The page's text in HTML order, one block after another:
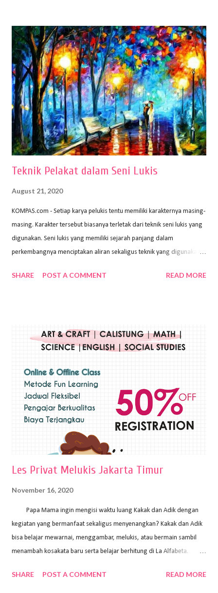
memiliki spesifikasi berbeda sesuai jenisnya. Berikut peralatan
menggambar bentuk: 1. Kertas Gambar Kegiatan menggambar
membutuhkan kertas yang baik agar proses pembuatan gambar lebih
nyaman dan maksimal. Bahan kertas yang baik salah satu syaratnya
adalah tidak mudah sobek, mengingat menggambar merupakan
proses menggores dan menghapus. Kertas adalah bahan yang paling
ideal digunakan untuk menggambar. Dalam menggambar
menggunakan pen...
Teknik Pelakat dalam Seni Lukis
August 21, 2020
KOMPAS.com - Setiap karya pelukis tentu memiliki karakternya masing-
masing. Karakter tersebut biasanya terletak dari teknik seni lukis yang
digunakan. Seni lukis yang memiliki sejarah panjang dalam
perkembangnya menciptakan aliran sekaligus teknik yang digunakan.
Wayan Kun Adnyana, teknik yang berbeda tentunya akan
menggunakan bahan dasar cat air, cat akrilik, atau cat minyak dengan
sapuan warna cat yang tebal. Dengan memberikan sapuan warna
pelukis untuk menghasilkan lukisan yang mempesona dan tentunya
bernilai tinggi. Ciri teknik plakat Ciri-ciri teknik plakat, yaitu: Sapuan
warna yang kental dan tebal. Hasil lukisan menutupi seluruh bagian
medianya Mem...
SHARE POST A COMMENT READ MORE
Les Privat Melukis Jakarta Timur
November 16, 2020
Papa Mama ingin mengisi waktu luang Kakak dan Adik dengan
kegiatan yang bermanfaat sekaligus menyenangkan? Kakak dan Adik
bisa belajar mewarnai, menggambar, melukis, atau bermain sambil
menambah kosakata baru serta belajar berhitung di La Alfabeta.
kok untuk mengajar dengan metode yang fun, La Alfabeta
SHARE POST A COMMENT READ MORE